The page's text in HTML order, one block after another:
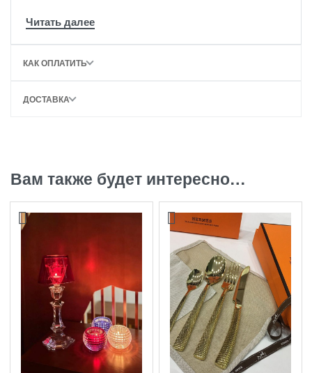
КАК ОПЛАТИТЬ
ДОСТАВКА
Вам также будет интересно…